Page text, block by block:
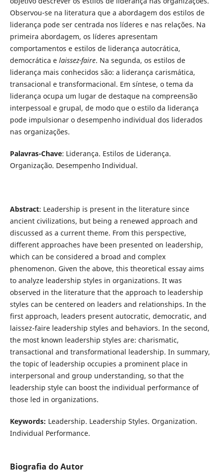
Observou-se na literatura que a abordagem dos estilos de
liderança pode ser centrada nos líderes e nas relações. Na
primeira abordagem, os líderes apresentam
comportamentos e estilos de liderança autocrática,
democrática e laissez-faire. Na segunda, os estilos de
liderança mais conhecidos são: a liderança carismática,
transacional e transformacional. Em síntese, o tema da
liderança ocupa um lugar de destaque na compreensão
interpessoal e grupal, de modo que o estilo da liderança
pode impulsionar o desempenho individual dos liderados
nas organizações.
Palavras-Chave: Liderança. Estilos de Liderança.
Organização. Desempenho Individual.
Abstract: Leadership is present in the literature since
ancient civilizations, but being a renewed approach and
discussed as a current theme. From this perspective,
different approaches have been presented on leadership,
which can be considered a broad and complex
phenomenon. Given the above, this theoretical essay aims
to analyze leadership styles in organizations. It was
observed in the literature that the approach to leadership
styles can be centered on leaders and relationships. In the
first approach, leaders present autocratic, democratic, and
laissez-faire leadership styles and behaviors. In the second,
the most known leadership styles are: charismatic,
transactional and transformational leadership. In summary,
the topic of leadership occupies a prominent place in
interpersonal and group understanding, so that the
leadership style can boost the individual performance of
those led in organizations.
Keywords: Leadership. Leadership Styles. Organization.
Individual Performance.
Biografia do Autor